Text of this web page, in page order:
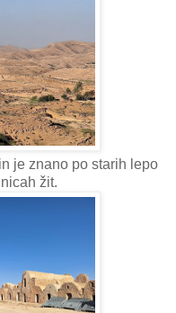
je znano po starih lepo
žit.